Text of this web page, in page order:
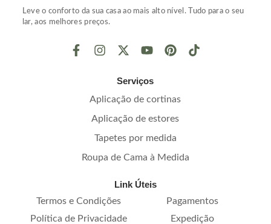
Leve o conforto da sua casa ao mais alto nível. Tudo para o seu
lar, aos melhores preços.
Serviços
Aplicação de cortinas
Aplicação de estores
Tapetes por medida
Roupa de Cama à Medida
Link Úteis
Termos e Condições
Pagamentos
Política de Privacidade
Expedição